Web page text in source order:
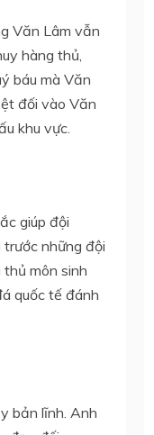
Văn Lâm vẫn
hàng thủ,
báu mà Văn
đối vào Văn
khu vực.
giúp đội
những đội
môn sinh
quốc tế đánh
bản lĩnh. Anh